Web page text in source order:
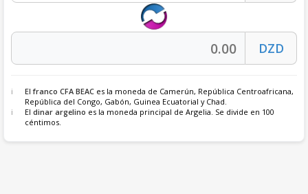
Elfranco CFA BEAC es la moneda de Camerún, República Centroafricana,
República del Congo, Gabón, Guinea Ecuatorial y Chad.
El dinar argelino es la moneda principal de Argelia. Se divide en 100
céntimos.